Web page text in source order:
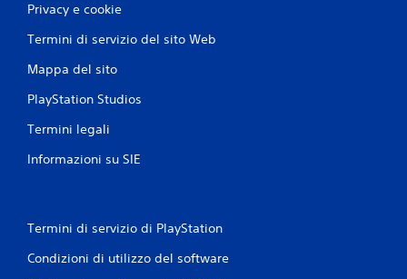
Privacy e cookie
Termini di servizio del sito Web
Mappa del sito
PlayStation Studios
Termini legali
Informazioni su SIE
Termini di servizio di PlayStation
Condizioni di utilizzo del software